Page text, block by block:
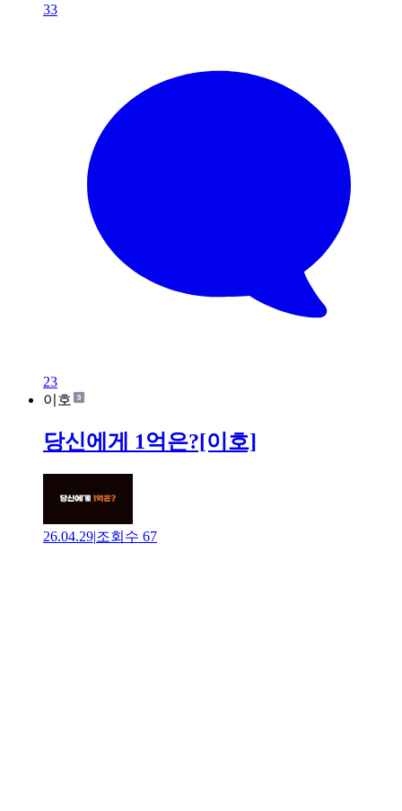
33
23
이호
당신에게 1억은?[이호]
26.04.29|조회수 67